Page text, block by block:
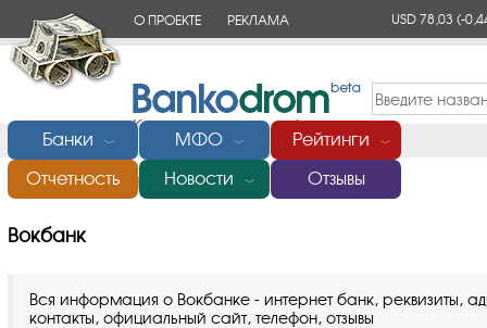
О ПРОЕКТЕ РЕКЛАМА USD 78,03(-
Банки ﹀ МФО ﹀ Рейтинги ﹀
Отчетность Новости ﹀ Отзывы
Главная/Банки России/Вокбанк
Вокбанк
Вся информация о Вокбанке - интернет банк, реквизиты,
контакты, официальный сайт, телефон, отзывы